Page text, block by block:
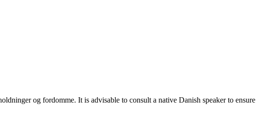
og fordomme. It is advisable to consult a native Danish speaker to ensure